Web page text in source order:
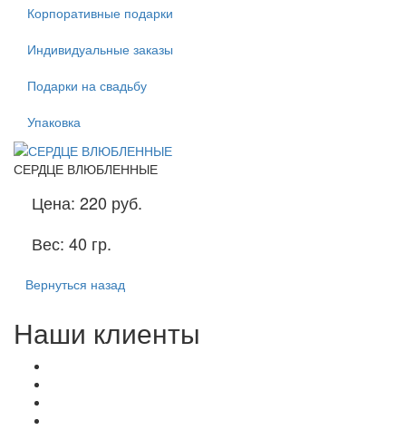
Корпоративные подарки
Индивидуальные заказы
Подарки на свадьбу
Упаковка
СЕРДЦЕ ВЛЮБЛЕННЫЕ
Цена: 220 руб.
Вес: 40 гр.
Вернуться назад
Наши клиенты